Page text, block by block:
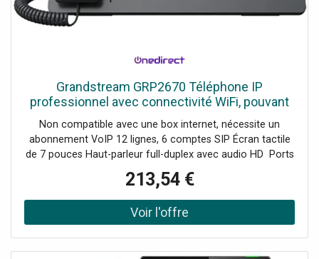
Grandstream GRP2670 Téléphone IP
professionnel avec connectivité WiFi, pouvant
gérer jusqu'à 6 comptes SIP et 12 lignes.
Non compatible avec une box internet, nécessite un
abonnement VoIP 12 lignes, 6 comptes SIP Écran tactile
de 7 pouces Haut-parleur full-duplex avec audio HD Ports
Ethernet 2 Gb, PoE Bluetooth Panneau avant
interchangeable pour la personnalisation Prise RJ9 pour
casque d'écoute permettant l'EHS avec Poly Wi-Fi bi-
bande intégré (2.4Ghz et 5Ghz).
213,54 €